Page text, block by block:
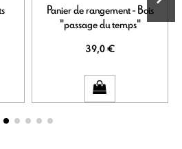
Panier de rangement - Bois
"passage du temps"
39,0 €